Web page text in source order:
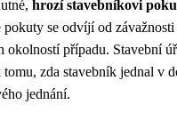
hrozí stavebníkovi
pokuty se odvíjí od závažnosti
okolností případu. Stavební
zda stavebník jednal v
jednání.